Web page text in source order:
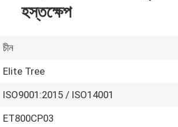
হস্তক্ষেপ
চীন
Elite Tree
ISO9001:2015 / ISO14001
ET800CP03